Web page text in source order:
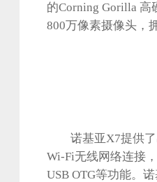
的Corning Gorilla
800万像素摄像头，
诺基亚X7提供了
Wi-Fi无线网络连接
USB OTG等功能。